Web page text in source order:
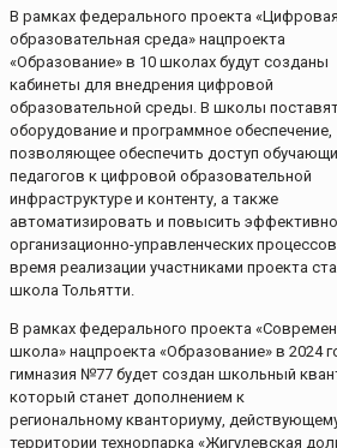
В рамках федерального проекта «Цифровая
образовательная среда» нацпроекта
«Образование» в 10 школах будут созданы
кабинеты для внедрения цифровой
образовательной среды. В школы
оборудование и программное обеспечение,
позволяющее обеспечить доступ
педагогов к цифровой образовательной
инфраструктуре и контенту, а также
автоматизировать и повысить
организационно-управленческих
время реализации участниками проекта
школа Тольятти.
В рамках федерального проекта
школа» нацпроекта «Образование» в 2024
гимназия №77 будет создан школьный
который станет дополнением к
региональному кванториуму,
территории технорпарка «Жигулевская